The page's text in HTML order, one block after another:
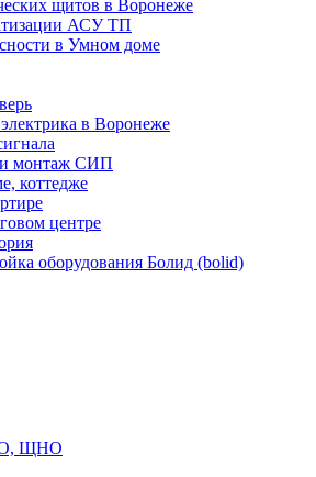
щитов в Воронеже
АСУ ТП
в Умном доме
в Воронеже
и монтаж СИП
коттедже
центре
оборудования Болид (bolid)
ЩНО